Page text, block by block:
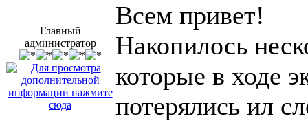
Главный
администратор
Всем привет!
Накопилось
которые в ходе
потерялись ил